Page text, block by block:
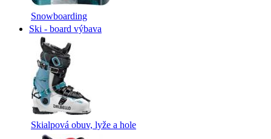
Snowboarding
Ski - board výbava
Skialpová obuv, lyže a hole